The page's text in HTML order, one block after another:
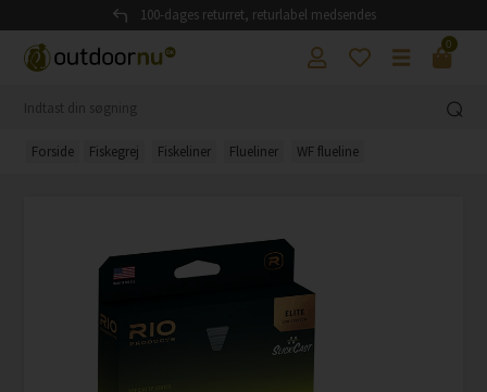
100-dages returret, returlabel medsendes
0
Forside Fiskegrej Fiskeliner Flueliner WF flueline